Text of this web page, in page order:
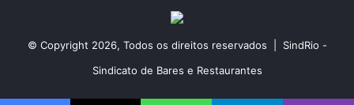
© Copyright 2026, Todos os direitos reservados | SindRio -
Sindicato de Bares e Restaurantes